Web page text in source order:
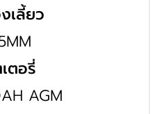
เลี้ยว
ตอรี่
AGM